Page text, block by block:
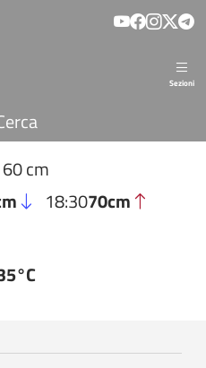
Sezioni
cm
18:3070cm